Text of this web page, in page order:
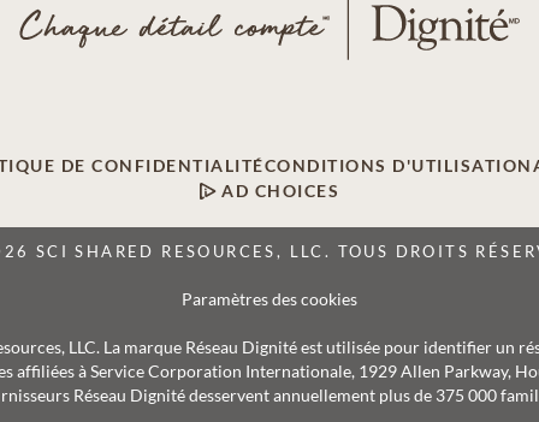
DE CONFIDENTIALITÉCONDITIONS D'UTILISATION
AD CHOICES
SCI SHARED RESOURCES, LLC. TOUS DROITS
Paramètres des cookies
LLC. La marque Réseau Dignité est utilisée pour identifier un
affiliées à Service Corporation Internationale, 1929 Allen Parkway,
Réseau Dignité desservent annuellement plus de 375 000